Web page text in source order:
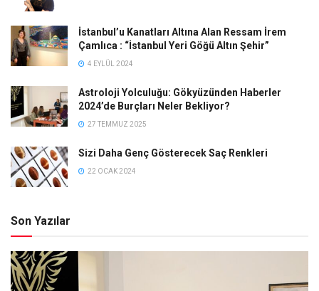
İstanbul’u Kanatları Altına Alan Ressam İrem
Çamlıca : “İstanbul Yeri Göğü Altın Şehir”
4 EYLÜL 2024
Astroloji Yolculuğu: Gökyüzünden Haberler
2024’de Burçları Neler Bekliyor?
27 TEMMUZ 2025
Sizi Daha Genç Gösterecek Saç Renkleri
22 OCAK 2024
Son Yazılar